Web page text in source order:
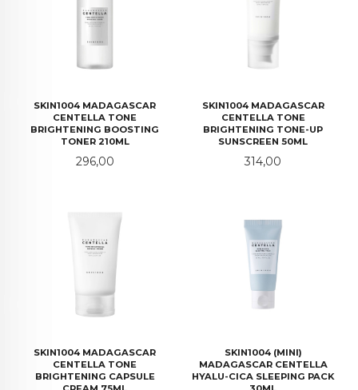
SKIN1004 MADAGASCAR
CENTELLA TONE
BRIGHTENING BOOSTING
TONER 210ML
Pris
296,00
SKIN1004 MADAGASCAR
CENTELLA TONE
BRIGHTENING TONE-UP
SUNSCREEN 50ML
Pris
314,00
SKIN1004 MADAGASCAR
CENTELLA TONE
BRIGHTENING CAPSULE
SKIN1004 (MINI)
MADAGASCAR CENTELLA
HYALU-CICA SLEEPING PACK